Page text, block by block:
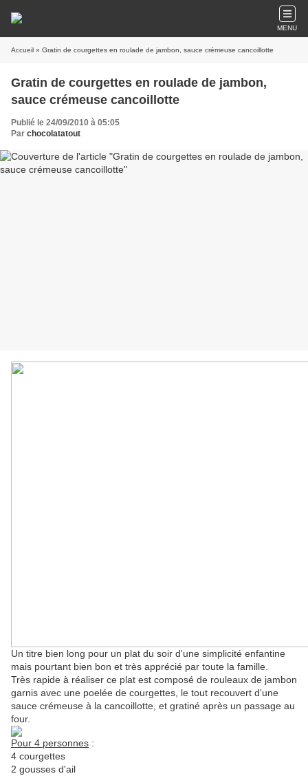
MENU
Accueil » Gratin de courgettes en roulade de jambon, sauce crémeuse cancoillotte
Gratin de courgettes en roulade de jambon,
sauce crémeuse cancoillotte
Publié le 24/09/2010 à 05:05
Par chocolatatout
Un titre bien long pour un plat du soir d'une simplicité enfantine
mais pourtant bien bon et très apprécié par toute la famille.
Très rapide à réaliser ce plat est composé de rouleaux de jambon
garnis avec une poelée de courgettes, le tout recouvert d'une
sauce crémeuse à la cancoillotte, et gratiné après un passage au
four.
Pour 4 personnes :
4 courgettes
2 gousses d'ail